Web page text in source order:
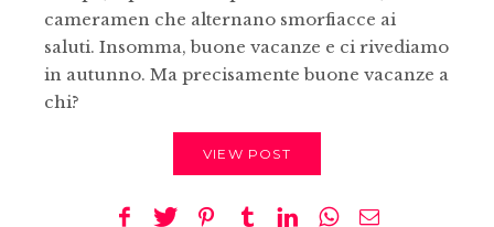
cameramen che alternano smorfiacce ai
saluti. Insomma, buone vacanze e ci rivediamo
in autunno. Ma precisamente buone vacanze a
chi?
VIEW POST